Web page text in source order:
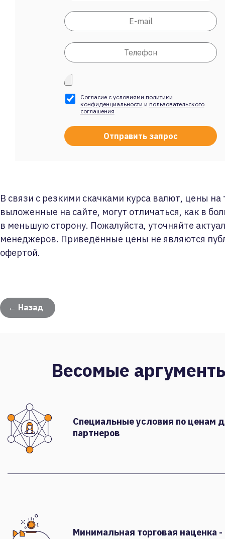
Согласие с условиями политики
конфиденциальности и пользовательского
соглашения
В связи с резкими скачками курса валют, цены на
выложенные на сайте, могут отличаться, как в
в меньшую сторону. Пожалуйста, уточняйте
менеджеров. Приведённые цены не являются
офертой.
← Назад
Весомые
Специальные условия по ценам
партнеров
Минимальная торговая наценка